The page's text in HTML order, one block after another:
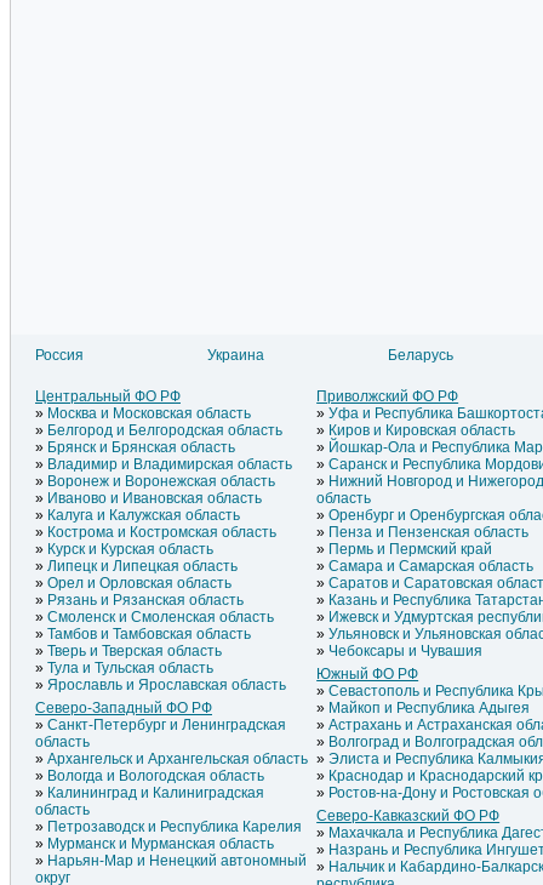
Россия Украина
Беларусь
Латвия
Эстония
Молдавия
Армения
Греция
Грузия
Центральный ФО РФ
Москва и Московская область
Белгород и Белгородская область
Брянск и Брянская область
Владимир и Владимирская область
Воронеж и Воронежская область
Иваново и Ивановская область
Калуга и Калужская область
Кострома и Костромская область
Курск и Курская область
Липецк и Липецкая область
Орел и Орловская область
Рязань и Рязанская область
Смоленск и Смоленская область
Тамбов и Тамбовская область
Тверь и Тверская область
Тула и Тульская область
Ярославль и Ярославская область
Северо-Западный ФО РФ
Санкт-Петербург и Ленинградская
область
Архангельск и Архангельская область
Вологда и Вологодская область
Калининград и Калиниградская
область
Петрозаводск и Республика Карелия
Мурманск и Мурманская область
Нарьян-Мар и Ненецкий автономный
округ
Приволжский ФО РФ
Уфа и Республика
Киров и Кировская область
Йошкар-Ола и Республика
Саранск и Республика
Нижний Новгород и
область
Оренбург и Оренбургская
Пенза и Пензенская область
Пермь и Пермский край
Самара и Самарская область
Саратов и Саратовская
Казань и Республика
Ижевск и Удмуртская
Ульяновск и Ульяновская
Чебоксары и Чувашия
Южный ФО РФ
Севастополь и Республика
Майкоп и Республика Адыгея
Астрахань и Астраханская
Волгоград и Волгоградская
Элиста и Республика
Краснодар и Краснодарский
Ростов-на-Дону и Ростовская
Северо-Кавказский ФО РФ
Махачкала и Республика
Назрань и Республика
Нальчик и Кабардино-